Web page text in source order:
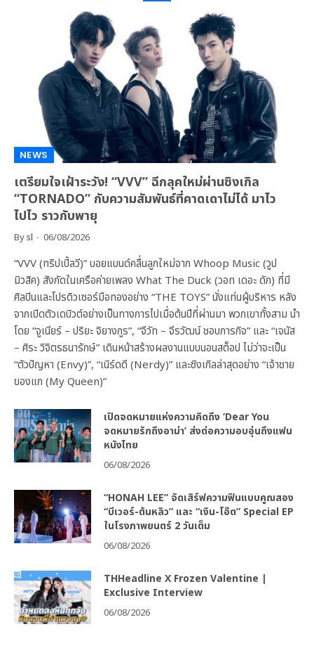
NEWS
เตรียมใจเฝ้าระวัง! “VVV” ฉีกลุคใหม่ผ่านซิงเกิล
“TORNADO” กับความสัมพันธ์ที่คาดเดาไม่ได้ มาไว
ไปไว ราวกับพายุ
Bysl 06/08/2026
“VVV (ทริปเปิ้ลวี)” บอยแบนด์คลื่นลูกใหม่จาก Whoop Music (วูป
มิวสิค) สังกัดในเครือค่ายเพลง What The Duck (วอท เดอะ ดัก) ที่มี
ศิลปินและโปรดิวเซอร์มือทองอย่าง “THE TOYS” นั่งแท่นผู้บริหาร หลัง
จากเปิดตัวเดบิวต์อย่างเป็นทางการไปเมื่อต้นปีที่ผ่านมา พวกเขาทั้งสาม นำ
โดย “จูเนียร์ – ปริยะ จิยางกูร”, “จีวัท – จีรวัฒน์ ชอบการกิจ” และ “เจนัส
– ศิระ วิจิตรธนารักษ์” เดินหน้าสร้างผลงานแบบนอนสต็อป ไม่ว่าจะเป็น
“ตัวปัญหา (Envy)”, “เนิร์ดดี (Nerdy)” และซิงเกิลล่าสุดอย่าง “เจ้าชาย
ของแก (My Queen)”
เปิดจดหมายแห่งความคิดถึง ‘Dear You
จดหมายรักถึงอาม่า’ ส่งต่อความอบอุ่นถึงแฟน
หนังไทย
06/08/2026
“HONAH LEE” จัดเสิร์ฟความฟินแบบคูณสอง
“บีเวอร์-ต้นหลิว” และ “เงิน-โอ๊ต” Special EP
ในโรงภาพยนตร์ 2 วันเต็ม
06/08/2026
THHeadline X Frozen Valentine |
Exclusive Interview
06/08/2026